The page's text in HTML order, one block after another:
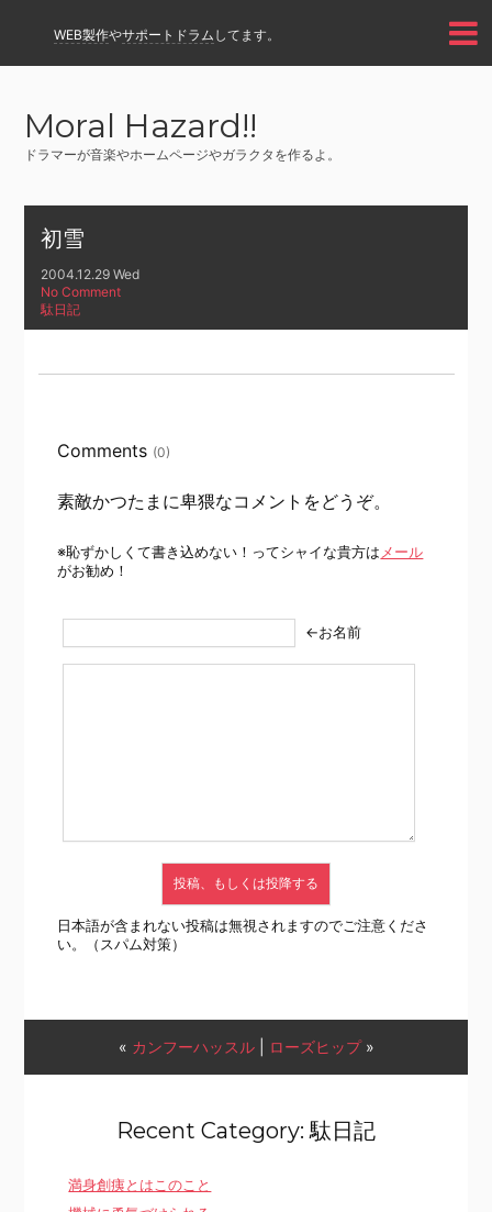
WEB製作やサポートドラム してます。
Moral Hazard!!
ドラマーが音楽やホームページやガラクタを作るよ。
初雪
2004.12.29 Wed
No Comment
駄日記
Comments (0)
素敵かつたまに卑猥なコメントをどうぞ。
※恥ずかしくて書き込めない！ってシャイな貴方は メール
がお勧め！
←お名前
日本語が含まれない投稿は無視されますのでご注意くださ
い。（スパム対策）
« カンフーハッスル| ローズヒップ»
Recent Category: 駄日記
満身創痍とはこのこと